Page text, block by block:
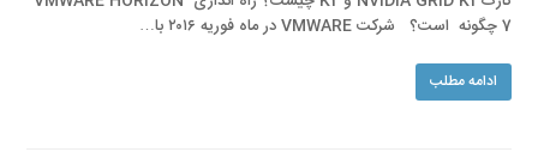
7 چگونه است؟ شرکت VMWARE در ماه فوریه ۲۰۱۶ با…
ادامه مطلب